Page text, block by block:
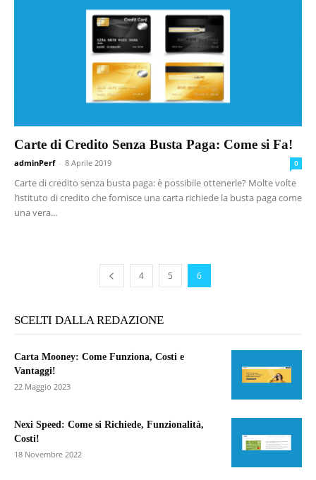
Carte di Credito Senza Busta Paga: Come si Fa!
adminPerf - 8 Aprile 2019 0
Carte di credito senza busta paga: è possibile ottenerle? Molte volte
l’istituto di credito che fornisce una carta richiede la busta paga come
una vera...
4 5 6
SCELTI DALLA REDAZIONE
Carta Mooney: Come Funziona, Costi e
Vantaggi!
22 Maggio 2023
Nexi Speed: Come si Richiede, Funzionalità,
Costi!
18 Novembre 2022